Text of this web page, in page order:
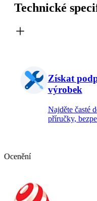
Technické
Získat
výrobek
Najděte časté
příručky,
Ocenění